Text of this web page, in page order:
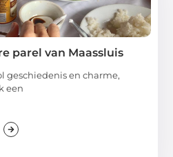
parel van Maassluis
geschiedenis en charme,
een